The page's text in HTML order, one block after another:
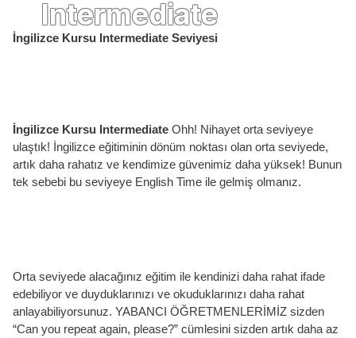
Intermediate
İngilizce Kursu Intermediate Seviyesi
İngilizce Kursu Intermediate Ohh! Nihayet orta seviyeye
ulaştık! İngilizce eğitiminin dönüm noktası olan orta seviyede,
artık daha rahatız ve kendimize güvenimiz daha yüksek! Bunun
tek sebebi bu seviyeye English Time ile gelmiş olmanız.
Orta seviyede alacağınız eğitim ile kendinizi daha rahat ifade
edebiliyor ve duyduklarınızı ve okuduklarınızı daha rahat
anlayabiliyorsunuz. YABANCI ÖĞRETMENLERİMİZ sizden
“Can you repeat again, please?” cümlesini sizden artık daha az